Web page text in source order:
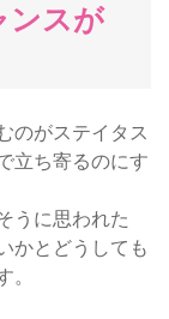
ンスが
のがステイタス
立ち寄るのにす
うに思われた
かとどうしても